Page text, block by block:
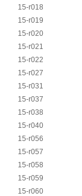
15-r018
15-r019
15-r020
15-r021
15-r022
15-r027
15-r031
15-r037
15-r038
15-r040
15-r056
15-r057
15-r058
15-r059
15-r060